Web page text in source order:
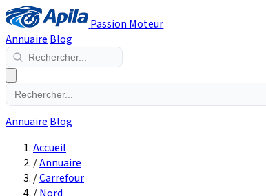
Passion Moteur
Annuaire Blog
Annuaire Blog
Accueil
/Annuaire
/Carrefour